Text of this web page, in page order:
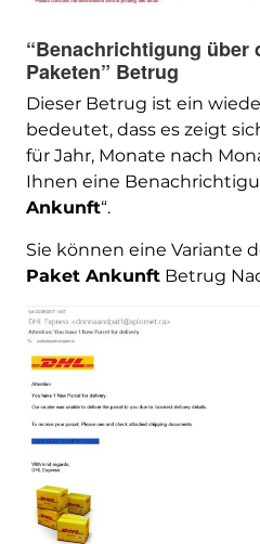
“Benachrichtigung über
Paketen” Betrug
Dieser Betrug ist ein
bedeutet, dass es zeigt
für Jahr, Monate nach
Ihnen eine
Ankunft“.
Sie können eine Variante
Paket AnkunftBetrug